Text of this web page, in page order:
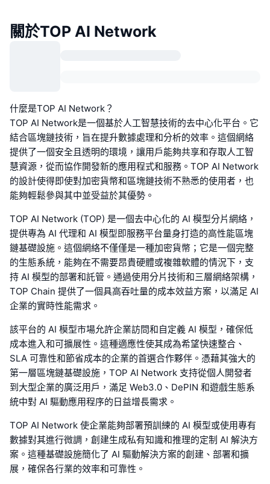
關於TOP AI Network
什麼是TOP AI Network？
TOP AI Network是一個基於人工智慧技術的去中心化平台。它
結合區塊鏈技術，旨在提升數據處理和分析的效率。這個網絡
提供了一個安全且透明的環境，讓用戶能夠共享和存取人工智
慧資源，從而協作開發新的應用程式和服務。TOP AI Network
的設計使得即使對加密貨幣和區塊鏈技術不熟悉的使用者，也
能夠輕鬆參與其中並受益於其優勢。
TOP AI Network (TOP) 是一個去中心化的 AI 模型分片網絡，
提供專為 AI 代理和 AI 模型即服務平台量身打造的高性能區塊
鏈基礎設施。這個網絡不僅僅是一種加密貨幣；它是一個完整
的生態系統，能夠在不需要昂貴硬體或複雜軟體的情況下，支
持 AI 模型的部署和託管。通過使用分片技術和三層網絡架構，
TOP Chain 提供了一個具高吞吐量的成本效益方案，以滿足 AI
企業的實時性能需求。
該平台的 AI 模型市場允許企業訪問和自定義 AI 模型，確保低
成本進入和可擴展性。這種適應性使其成為希望快速整合、
SLA 可靠性和節省成本的企業的首選合作夥伴。憑藉其強大的
第一層區塊鏈基礎設施，TOP AI Network 支持從個人開發者
到大型企業的廣泛用戶，滿足 Web3.0、DePIN 和遊戲生態系
統中對 AI 驅動應用程序的日益增長需求。
TOP AI Network 使企業能夠部署預訓練的 AI 模型或使用專有
數據對其進行微調，創建生成私有知識和推理的定制 AI 解決方
案。這種基礎設施簡化了 AI 驅動解決方案的創建、部署和擴
展，確保各行業的效率和可靠性。